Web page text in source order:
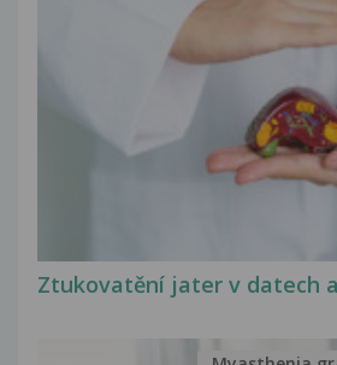
Ztukovatění jater v datech